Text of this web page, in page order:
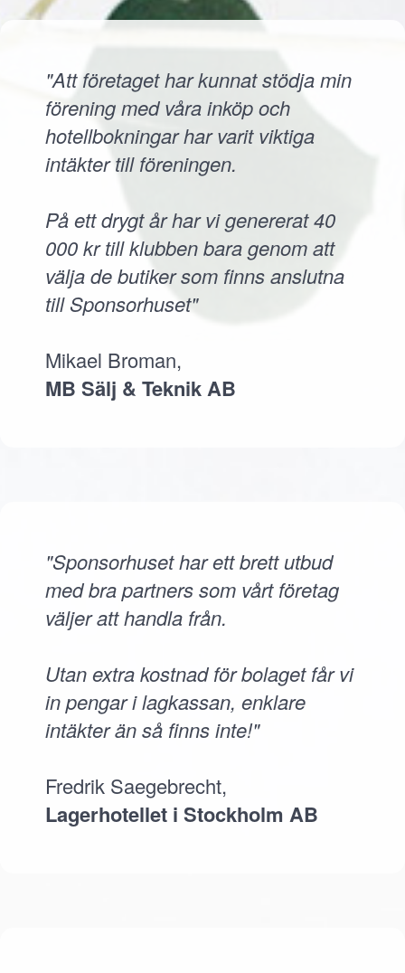
"Att företaget har kunnat stödja min
förening med våra inköp och
hotellbokningar har varit viktiga
intäkter till föreningen.
På ett drygt år har vi genererat 40
000 kr till klubben bara genom att
välja de butiker som finns anslutna
till Sponsorhuset"
Mikael Broman,
MB Sälj & Teknik AB
"Sponsorhuset har ett brett utbud
med bra partners som vårt företag
väljer att handla från.
Utan extra kostnad för bolaget får vi
in pengar i lagkassan, enklare
intäkter än så finns inte!"
Fredrik Saegebrecht,
Lagerhotellet i Stockholm AB